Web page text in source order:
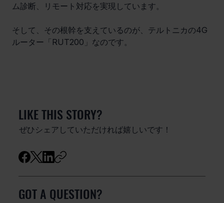
ム診断、リモート対応を実現しています。
そして、その根幹を支えているのが、テルトニカの4G
ルーター「RUT200」なのです。
LIKE THIS STORY?
ぜひシェアしていただければ嬉しいです！
GOT A QUESTION?